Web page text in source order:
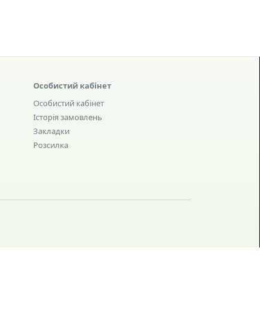
Особистий кабінет
Особистий кабінет
Історія замовлень
Закладки
Розсилка